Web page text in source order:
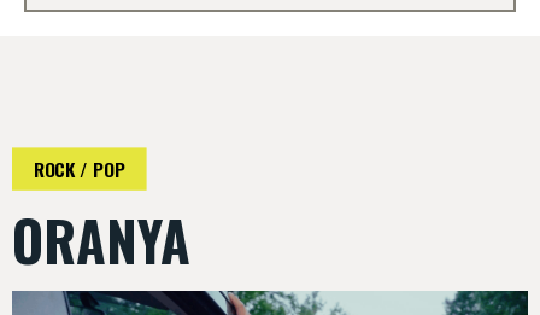
ROCK / POP
ORANYA